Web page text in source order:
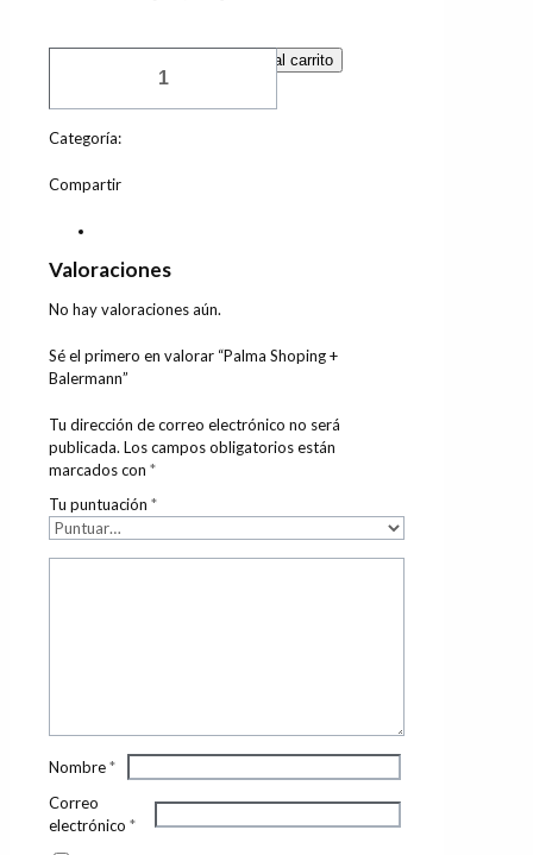
cantidad
Añadir al carrito
Categoría:
Compartir
Valoraciones
No hay valoraciones aún.
Sé el primero en valorar “Palma Shoping +
Balermann”
Tu dirección de correo electrónico no será
publicada. Los campos obligatorios están
marcados con *
Tu puntuación *
Nombre*
Correo
electrónico *